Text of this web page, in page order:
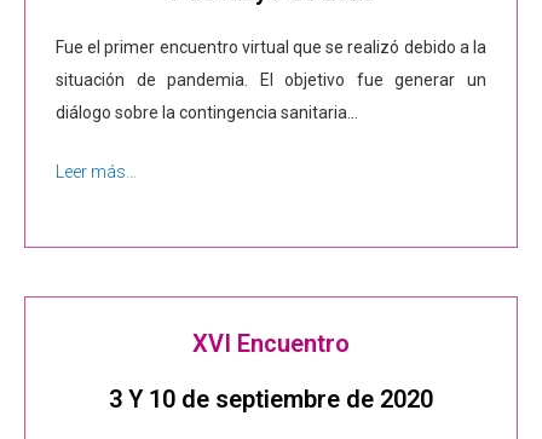
Fue el primer encuentro virtual que se realizó debido a la
situación de pandemia. El objetivo fue generar un
diálogo sobre la contingencia sanitaria…
Leer más…
XVI Encuentro
3 Y 10 de septiembre de 2020